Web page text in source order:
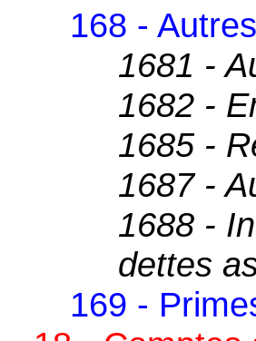
168 -
1681 -
1682 -
1685 -
1687 -
1688 -
dettes
169 -